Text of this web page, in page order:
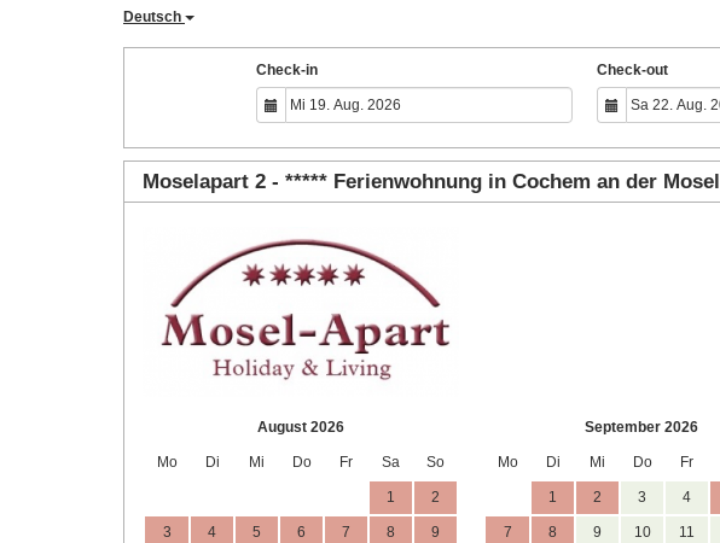
Deutsch
Check-in Check-out
Moselapart 2 - ***** Ferienwohnung in Cochem an der Mosel
August 2026
Mo Di Mi Do Fr Sa So
1 2
3 4 5 6 7 8 9
September 2026
Mo Di Mi Do Fr
1 2 3 4
7 8 9 10 11